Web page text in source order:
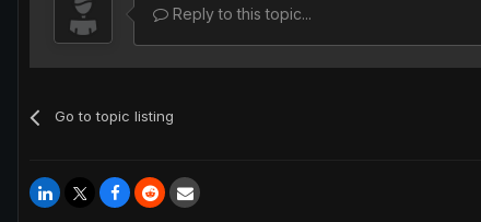
Reply to this topic...
Go to topic listing